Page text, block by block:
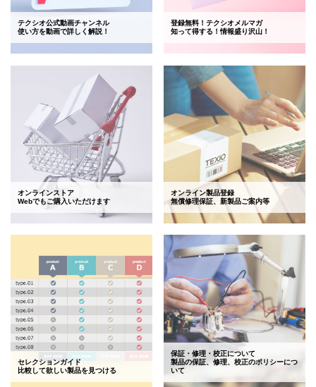
テクシオ公式動画チャンネル
使い方を動画で詳しく解説！
登録無料！テクシオメルマガ
知って得する！情報盛り沢山！
オンラインストア
Webでもご購入いただけます
オンライン製品登録
無償修理保証、新製品ご案内等
セレクションガイド
比較して欲しい製品を見つける
保証・修理・校正について
製品の保証、修理、校正のポリシーにつ
いて